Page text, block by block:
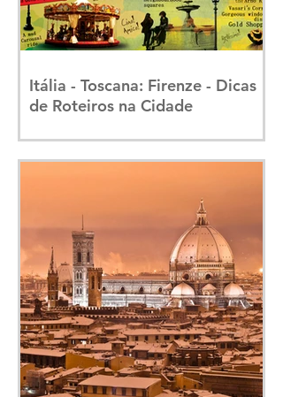
Itália - Toscana: Firenze - Dicas
de Roteiros na Cidade